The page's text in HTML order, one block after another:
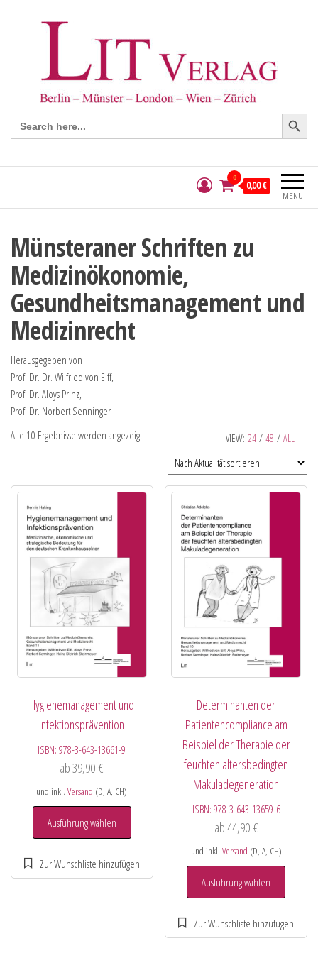
Search
for:
Search Button
MENÜ
0
0,00 €
Münsteraner Schriften zu
Medizinökonomie,
Gesundheitsmanagement und
Medizinrecht
Herausgegeben von
Prof. Dr. Dr. Wilfried von Eiff,
Prof. Dr. Aloys Prinz,
Prof. Dr. Norbert Senninger
VIEW: 24 / 48 / ALL
Alle 10 Ergebnisse werden angezeigt
Hygienemanagement und
Infektionsprävention
ISBN:978-3-643-13661-9
ab39,90€
und inkl.Versand (D, A, CH)
Ausführung wählen
Determinanten der
Patientencompliance am
Beispiel der Therapie der
feuchten altersbedingten
Makuladegeneration
ISBN: 978-3-643-13659-6
ab44,90 €
und inkl. Versand (D, A, CH)
Ausführung wählen